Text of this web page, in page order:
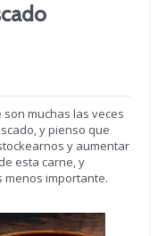
muchas las veces
y pienso que
y aumentar
esta carne, y
menos importante.